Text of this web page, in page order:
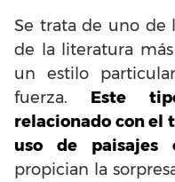
Se trata de uno de
de la literatura
un estilo
fuerza. Este
relacionado con el
uso de paisajes
propician la